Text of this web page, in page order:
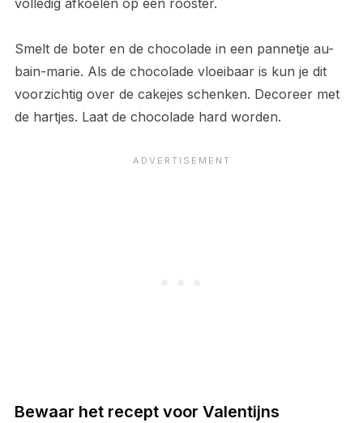
volledig afkoelen op een rooster.
Smelt de boter en de chocolade in een pannetje au-
bain-marie. Als de chocolade vloeibaar is kun je dit
voorzichtig over de cakejes schenken. Decoreer met
de hartjes. Laat de chocolade hard worden.
Bewaar het recept voor Valentijns